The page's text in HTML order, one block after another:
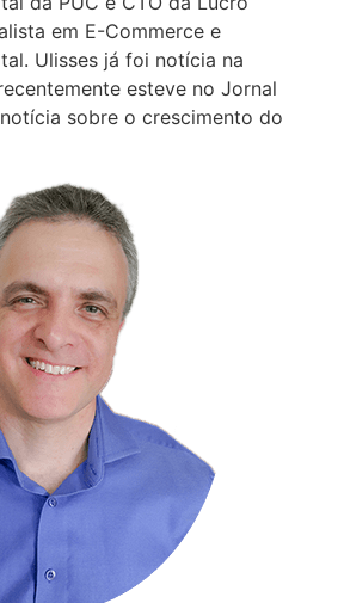
em E-Commerce e
Ulisses já foi notícia na
esteve no Jornal
sobre o crescimento do